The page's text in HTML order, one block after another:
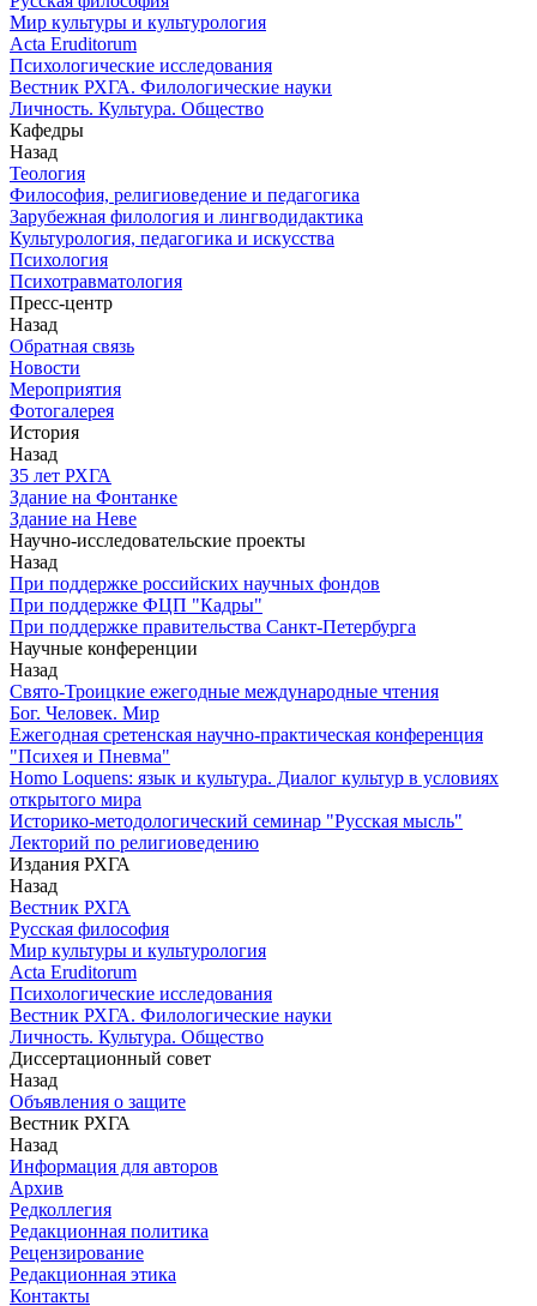
Мир культуры и культурология
Acta Eruditorum
Психологические исследования
Вестник РХГА. Филологические науки
Личность. Культура. Общество
Кафедры
Назад
Теология
Философия, религиоведение и педагогика
Зарубежная филология и лингводидактика
Культурология, педагогика и искусства
Психология
Психотравматология
Пресс-центр
Назад
Обратная связь
Новости
Мероприятия
Фотогалерея
История
Назад
З5 лет РХГА
Здание на Фонтанке
Здание на Неве
Научно-исследовательские проекты
Назад
При поддержке российских научных фондов
При поддержке ФЦП "Кадры"
При поддержке правительства Санкт-Петербурга
Научные конференции
Назад
Свято-Троицкие ежегодные международные чтения
Бог. Человек. Мир
Ежегодная сретенская научно-практическая конференция
"Психея и Пневма"
Homo Loquens: язык и культура. Диалог культур в условиях
открытого мира
Историко-методологический семинар "Русская мысль"
Лекторий по религиоведению
Издания РХГА
Назад
Вестник РХГА
Русская философия
Мир культуры и культурология
Acta Eruditorum
Психологические исследования
Вестник РХГА. Филологические науки
Личность. Культура. Общество
Диссертационный совет
Назад
Объявления о защите
Вестник РХГА
Назад
Информация для авторов
Архив
Редколлегия
Редакционная политика
Рецензирование
Редакционная этика
Контакты